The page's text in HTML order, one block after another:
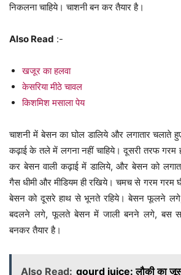
निकलना चाहिये। चाशनी बन कर तैयार है।
Also Read :-
खजूर का हलवा
केसरिया मीठे चावल
किशमिश मसाला पेय
चाशनी में बेसन का घोल डालिये और लगातार चलाते
कढ़ाई के तले में लगना नहीं चाहिये। दूसरी तरफ गरम
कर बेसन वाली कढ़ाई में डालिये, और बेसन को
गैस धीमी और मीडियम ही रखिये। चमच से गरम गरम
बेसन को दूसरे हाथ से भूनते रहिये। बेसन फूलने
बदलने लगे, फूलते बेसन में जाली बनने लगे, बस
बनकर तैयार है।
Also Read: gourd juice: लौकी का